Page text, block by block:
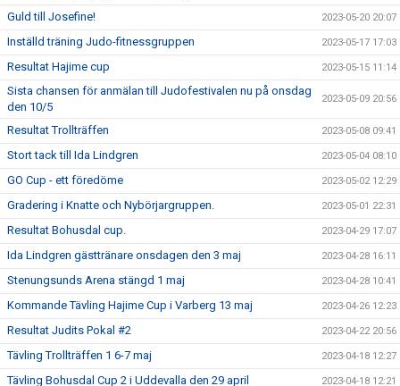
Guld till Josefine! 2023-05-20 20:07
Inställd träning Judo-fitnessgruppen 2023-05-17 17:03
Resultat Hajime cup 2023-05-15 11:14
Sista chansen för anmälan till Judofestivalen nu på onsdag
den 10/5
2023-05-09 20:56
Resultat Trollträffen 2023-05-08 09:41
Stort tack till Ida Lindgren 2023-05-04 08:10
GO Cup - ett föredöme 2023-05-02 12:29
Gradering i Knatte och Nybörjargruppen. 2023-05-01 22:31
Resultat Bohusdal cup. 2023-04-29 17:07
Ida Lindgren gästtränare onsdagen den 3 maj 2023-04-28 16:11
Stenungsunds Arena stängd 1 maj 2023-04-28 10:41
Kommande Tävling Hajime Cup i Varberg 13 maj 2023-04-26 12:23
Resultat Judits Pokal #2 2023-04-22 20:56
Tävling Trollträffen 1 6-7 maj 2023-04-18 12:27
Tävling Bohusdal Cup 2 i Uddevalla den 29 april 2023-04-18 12:21